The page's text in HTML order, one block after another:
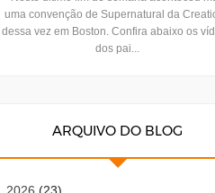
uma convenção de Supernatural da
dessa vez em Boston. Confira abaixo os
dos pai...
ARQUIVO DO BLOG
2026 (23)